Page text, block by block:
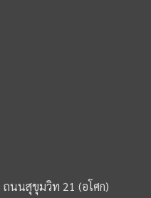
ถนนสุขุมวิท 21 (อโศก)